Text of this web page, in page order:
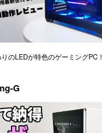
のLEDが特色のゲーミングPC！
G